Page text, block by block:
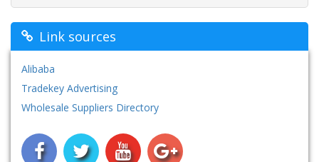
Giường tầng
Tủ- Giá- Kệ - Sắt
Nội thất nhựa
Máy chiếu Vivitek
Máy chiếu vật thể Aver
Màn hình cảm ứng
Hệ thống âm thanh- loa đài
Hệ thống máy tính - Phần mềm học ngoại ngữ-
Tai nghe
Link sources
Alibaba
Tradekey Advertising
Wholesale Suppliers Directory